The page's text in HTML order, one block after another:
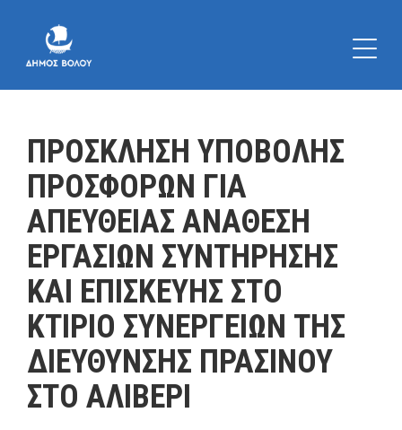
ΠΡΟΣΚΛΗΣΗ ΥΠΟΒΟΛΗΣ
ΠΡΟΣΦΟΡΩΝ ΓΙΑ
ΑΠΕΥΘΕΙΑΣ ΑΝΑΘΕΣΗ
ΕΡΓΑΣΙΩΝ ΣΥΝΤΗΡΗΣΗΣ
ΚΑΙ ΕΠΙΣΚΕΥΗΣ ΣΤΟ
ΚΤΙΡΙΟ ΣΥΝΕΡΓΕΙΩΝ ΤΗΣ
ΔΙΕΥΘΥΝΣΗΣ ΠΡΑΣΙΝΟΥ
ΣΤΟ ΑΛΙΒΕΡΙ